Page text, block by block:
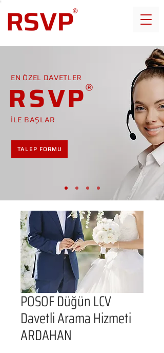
EN ÖZEL DAVETLER
RSVP
İLE BAŞLAR
TALEP FORMU
POSOF Düğün LCV
Davetli Arama Hizmeti
ARDAHAN